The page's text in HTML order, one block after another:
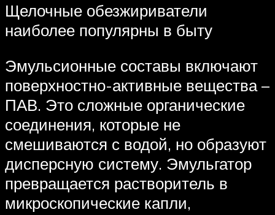
Щелочные обезжириватели
наиболее популярны в быту
Эмульсионные составы включают
поверхностно-активные вещества –
ПАВ. Это сложные органические
соединения, которые не
смешиваются с водой, но образуют
дисперсную систему. Эмульгатор
превращается растворитель в
микроскопические капли,